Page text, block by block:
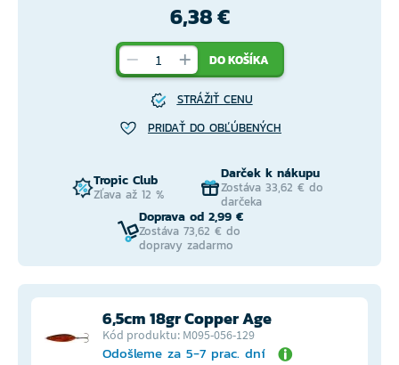
6,38 €
DO KOŠÍKA
STRÁŽIŤ CENU
PRIDAŤ DO OBĽÚBENÝCH
Tropic Club
Zľava až 12 %
Darček k nákupu
Zostáva 33,62 € do
darčeka
Doprava od 2,99 €
Zostáva 73,62 € do
dopravy zadarmo
6,5cm 18gr Copper Age
Kód produktu: M095-056-129
Odošleme za 5-7 prac. dní